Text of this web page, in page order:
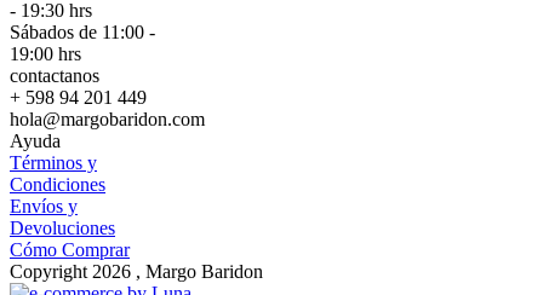
- 19:30 hrs
Sábados de 11:00 -
19:00 hrs
contactanos
+ 598 94 201 449
hola@margobaridon.com
Ayuda
Términos y
Condiciones
Envíos y
Devoluciones
Cómo Comprar
Copyright 2026 , Margo Baridon